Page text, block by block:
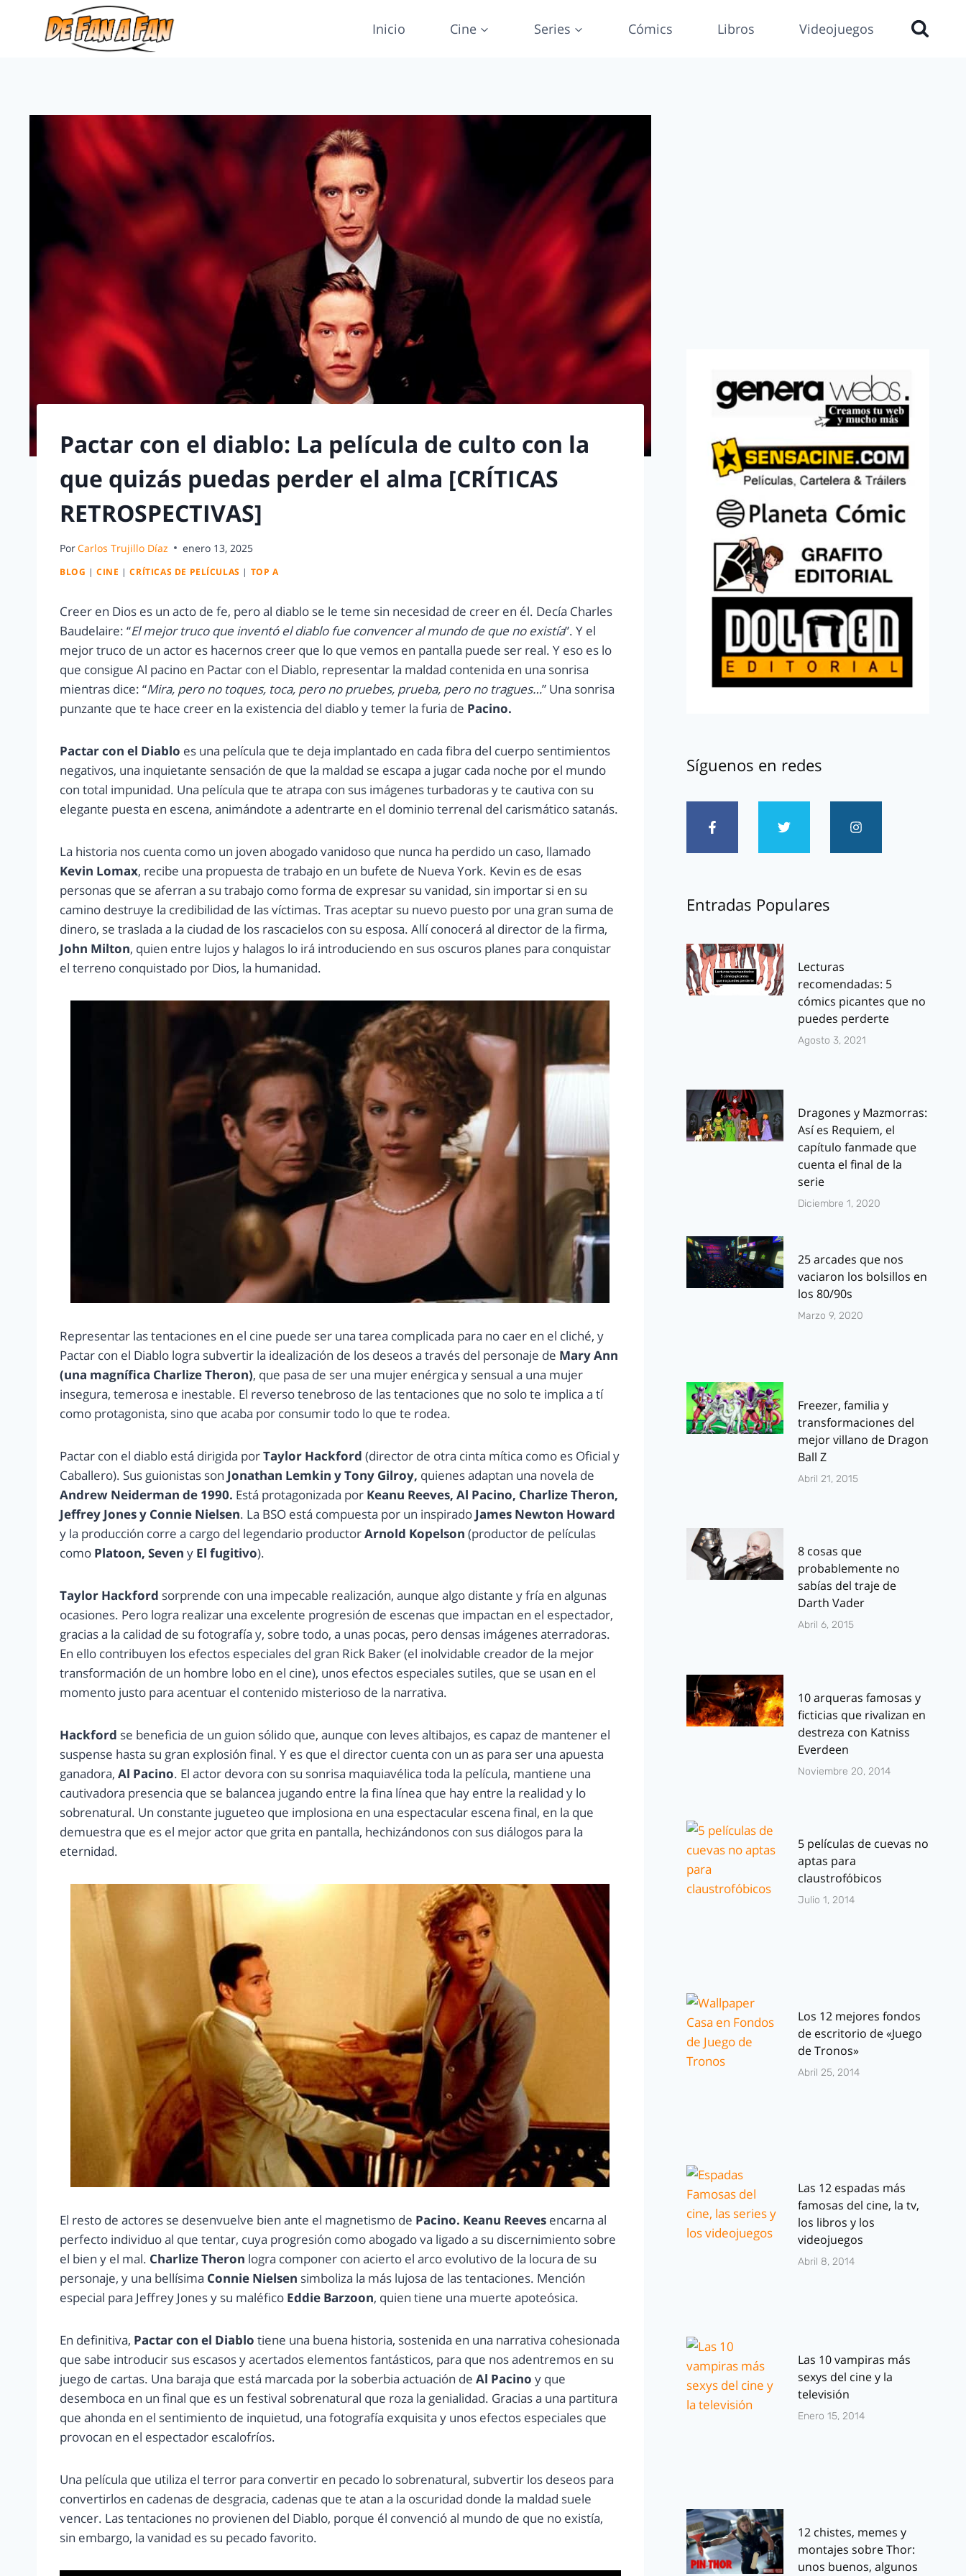
Inicio Cine Series Cómics Libros Videojuegos
Pactar con el diablo: La película de culto con la
que quizás puedas perder el alma [CRÍTICAS
RETROSPECTIVAS]
PorCarlos Trujillo Díaz enero 13, 2025
BLOG |CINE |CRÍTICAS DE PELÍCULAS | TOP A
Creer en Dios es un acto de fe, pero al diablo se le teme sin necesidad de creer en él. Decía Charles
Baudelaire: “El mejor truco que inventó el diablo fue convencer al mundo de que no existía”. Y el
mejor truco de un actor es hacernos creer que lo que vemos en pantalla puede ser real. Y eso es lo
que consigue Al pacino en Pactar con el Diablo, representar la maldad contenida en una sonrisa
mientras dice: “Mira, pero no toques, toca, pero no pruebes, prueba, pero no tragues…” Una sonrisa
punzante que te hace creer en la existencia del diablo y temer la furia de Pacino.
Pactar con el Diablo es una película que te deja implantado en cada fibra del cuerpo sentimientos
negativos, una inquietante sensación de que la maldad se escapa a jugar cada noche por el mundo
con total impunidad. Una película que te atrapa con sus imágenes turbadoras y te cautiva con su
elegante puesta en escena, animándote a adentrarte en el dominio terrenal del carismático satanás.
La historia nos cuenta como un joven abogado vanidoso que nunca ha perdido un caso, llamado
Kevin Lomax, recibe una propuesta de trabajo en un bufete de Nueva York. Kevin es de esas
personas que se aferran a su trabajo como forma de expresar su vanidad, sin importar si en su
camino destruye la credibilidad de las víctimas. Tras aceptar su nuevo puesto por una gran suma de
dinero, se traslada a la ciudad de los rascacielos con su esposa. Allí conocerá al director de la firma,
John Milton, quien entre lujos y halagos lo irá introduciendo en sus oscuros planes para conquistar
el terreno conquistado por Dios, la humanidad.
Representar las tentaciones en el cine puede ser una tarea complicada para no caer en el cliché, y
Pactar con el Diablo logra subvertir la idealización de los deseos a través del personaje de Mary Ann
(una magnífica Charlize Theron), que pasa de ser una mujer enérgica y sensual a una mujer
insegura, temerosa e inestable. El reverso tenebroso de las tentaciones que no solo te implica a tí
como protagonista, sino que acaba por consumir todo lo que te rodea.
Pactar con el diablo está dirigida porTaylor Hackford (director de otra cinta mítica como es Oficial y
Caballero). Sus guionistas son Jonathan Lemkin y Tony Gilroy, quienes adaptan una novela de
Andrew Neiderman de 1990. Está protagonizada por Keanu Reeves, Al Pacino, Charlize Theron,
Jeffrey Jones y Connie Nielsen. La BSO está compuesta por un inspirado James Newton Howard
y la producción corre a cargo del legendario productorArnold Kopelson (productor de películas
como Platoon, Seven y El fugitivo).
Taylor Hackford sorprende con una impecable realización, aunque algo distante y fría en algunas
ocasiones. Pero logra realizar una excelente progresión de escenas que impactan en el espectador,
gracias a la calidad de su fotografía y, sobre todo, a unas pocas, pero densas imágenes aterradoras.
En ello contribuyen los efectos especiales del gran Rick Baker (el inolvidable creador de la mejor
transformación de un hombre lobo en el cine), unos efectos especiales sutiles, que se usan en el
momento justo para acentuar el contenido misterioso de la narrativa.
Hackford se beneficia de un guion sólido que, aunque con leves altibajos, es capaz de mantener el
suspense hasta su gran explosión final. Y es que el director cuenta con un as para ser una apuesta
ganadora, Al Pacino. El actor devora con su sonrisa maquiavélica toda la película, mantiene una
cautivadora presencia que se balancea jugando entre la fina línea que hay entre la realidad y lo
sobrenatural. Un constante jugueteo que implosiona en una espectacular escena final, en la que
demuestra que es el mejor actor que grita en pantalla, hechizándonos con sus diálogos para la
eternidad.
El resto de actores se desenvuelve bien ante el magnetismo de Pacino. Keanu Reeves encarna al
perfecto individuo al que tentar, cuya progresión como abogado va ligado a su discernimiento sobre
el bien y el mal. Charlize Theron logra componer con acierto el arco evolutivo de la locura de su
personaje, y una bellísima Connie Nielsen simboliza la más lujosa de las tentaciones. Mención
especial para Jeffrey Jones y su maléfico Eddie Barzoon, quien tiene una muerte apoteósica.
En definitiva, Pactar con el Diablo tiene una buena historia, sostenida en una narrativa cohesionada
que sabe introducir sus escasos y acertados elementos fantásticos, para que nos adentremos en su
juego de cartas. Una baraja que está marcada por la soberbia actuación de Al Pacino y que
desemboca en un final que es un festival sobrenatural que roza la genialidad. Gracias a una partitura
que ahonda en el sentimiento de inquietud, una fotografía exquisita y unos efectos especiales que
provocan en el espectador escalofríos.
Una película que utiliza el terror para convertir en pecado lo sobrenatural, subvertir los deseos para
convertirlos en cadenas de desgracia, cadenas que te atan a la oscuridad donde la maldad suele
vencer. Las tentaciones no provienen del Diablo, porque él convenció al mundo de que no existía,
sin embargo, la vanidad es su pecado favorito.
Síguenos en redes
Entradas Populares
Lecturas
recomendadas: 5
cómics picantes que no
puedes perderte
Agosto 3, 2021
Dragones y Mazmorras:
Así es Requiem, el
capítulo fanmade que
cuenta el final de la
serie
Diciembre 1, 2020
25 arcades que nos
vaciaron los bolsillos en
los 80/90s
Marzo 9, 2020
Freezer, familia y
transformaciones del
mejor villano de Dragon
Ball Z
Abril 21, 2015
8 cosas que
probablemente no
sabías del traje de
Darth Vader
Abril 6, 2015
10 arqueras famosas y
ficticias que rivalizan en
destreza con Katniss
Everdeen
Noviembre 20, 2014
5 películas de cuevas no
aptas para
claustrofóbicos
Julio 1, 2014
Los 12 mejores fondos
de escritorio de «Juego
de Tronos»
Abril 25, 2014
Las 12 espadas más
famosas del cine, la tv,
los libros y los
videojuegos
Abril 8, 2014
Las 10 vampiras más
sexys del cine y la
televisión
Enero 15, 2014
12 chistes, memes y
montajes sobre Thor:
unos buenos, algunos